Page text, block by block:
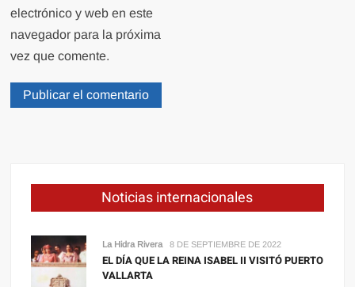
electrónico y web en este
navegador para la próxima
vez que comente.
Noticias internacionales
La Hidra Rivera 8 DE SEPTIEMBRE DE 2022
EL DÍA QUE LA REINA ISABEL II VISITÓ PUERTO
VALLARTA